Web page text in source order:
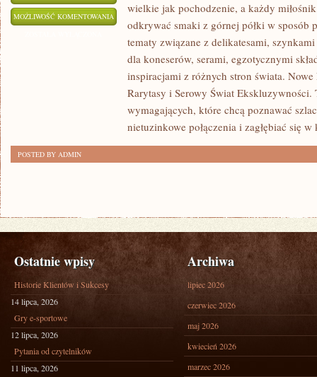
MOŻLIWOŚĆ KOMENTOWANIA
ZAKĄTKÓW
wielkie jak pochodzenie, a każdy
odkrywać smaki z górnej półki w sposób
tematy związane z delikatesami,
dla koneserów, serami, egzotycznymi
inspiracjami z różnych stron świata.
Rarytasy i Serowy Świat Ekskluzywności.
wymagających, które chcą poznawać
nietuzinkowe połączenia i zagłębiać się w
POSTED BY ADMIN
Ostatnie wpisy
Historie Klientów i Sukcesy
14 lipca, 2026
Gry e-sportowe
12 lipca, 2026
Pytania od czytelników
11 lipca, 2026
Archiwa
lipiec 2026
czerwiec 2026
maj 2026
kwiecień 2026
marzec 2026